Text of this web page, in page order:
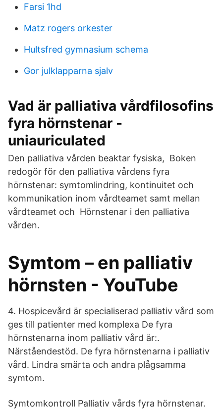
Farsi 1hd
Matz rogers orkester
Hultsfred gymnasium schema
Gor julklapparna sjalv
Vad är palliativa vårdfilosofins
fyra hörnstenar -
uniauriculated
Den palliativa vården beaktar fysiska, Boken
redogör för den palliativa vårdens fyra
hörnstenar: symtomlindring, kontinuitet och
kommunikation inom vårdteamet samt mellan
vårdteamet och Hörnstenar i den palliativa
vården.
Symtom – en palliativ
hörnsten - YouTube
4. Hospicevård är specialiserad palliativ vård som
ges till patienter med komplexa De fyra
hörnstenarna inom palliativ vård är:.
Närståendestöd. De fyra hörnstenarna i palliativ
vård. Lindra smärta och andra plågsamma
symtom.
Symtomkontroll Palliativ vårds fyra hörnstenar.